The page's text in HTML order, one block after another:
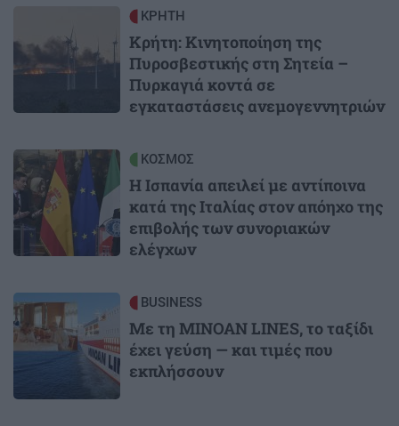
ΚΡΗΤΗ
Κρήτη: Κινητοποίηση της
Πυροσβεστικής στη Σητεία –
Πυρκαγιά κοντά σε
εγκαταστάσεις ανεμογεννητριών
Image ΚΟΣΜΟΣ
Η Ισπανία απειλεί με αντίποινα
κατά της Ιταλίας στον απόηχο της
επιβολής των συνοριακών
ελέγχων
Image BUSINESS
Με τη MINOAN LINES, το ταξίδι
έχει γεύση — και τιμές που
εκπλήσσουν